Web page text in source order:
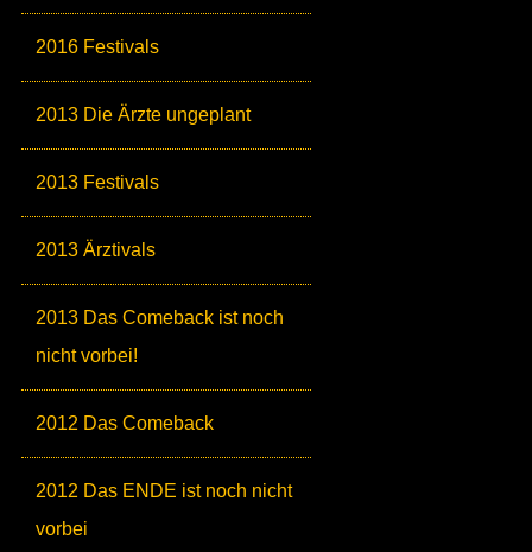
2016 Festivals
2013 Die Ärzte ungeplant
2013 Festivals
2013 Ärztivals
2013 Das Comeback ist noch
nicht vorbei!
2012 Das Comeback
2012 Das ENDE ist noch nicht
vorbei